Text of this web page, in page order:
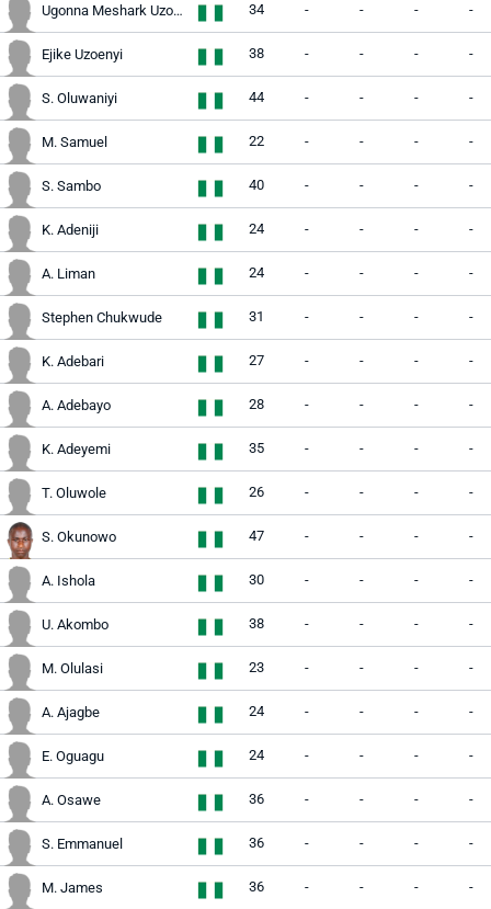
Ugonna Meshark Uzochukwu 34 - - - -
Ejike Uzoenyi 38 - - - -
S. Oluwaniyi 44 - - - -
M. Samuel 22 - - - -
S. Sambo 40 - - - -
K. Adeniji 24 - - - -
A. Liman 24 - - - -
Stephen Chukwude 31 - - - -
K. Adebari 27 - - - -
A. Adebayo 28 - - - -
K. Adeyemi 35 - - - -
T. Oluwole 26 - - - -
S. Okunowo 47 - - - -
A. Ishola 30 - - - -
U. Akombo 38 - - - -
M. Olulasi 23 - - - -
A. Ajagbe 24 - - - -
E. Oguagu 24 - - - -
A. Osawe 36 - - - -
S. Emmanuel 36 - - - -
M. James 36 - - - -